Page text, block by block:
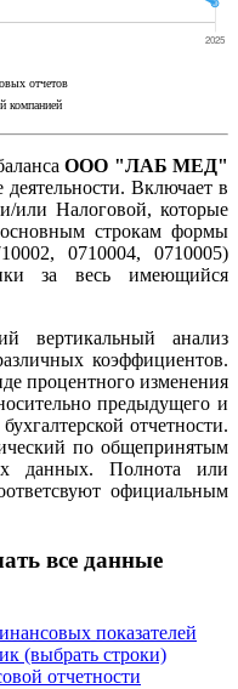
отчетов
компанией
ООО "ЛАБ МЕД"
деятельности. Включает в
и/или Налоговой, которые
строкам формы
0710004, 0710005)
за весь имеющийся
вертикальный анализ
коэффициентов.
процентного изменения
предыдущего и
отчетности.
по общепринятым
данных. Полнота или
официальным
все данные
показателей
(выбрать строки)
отчетности